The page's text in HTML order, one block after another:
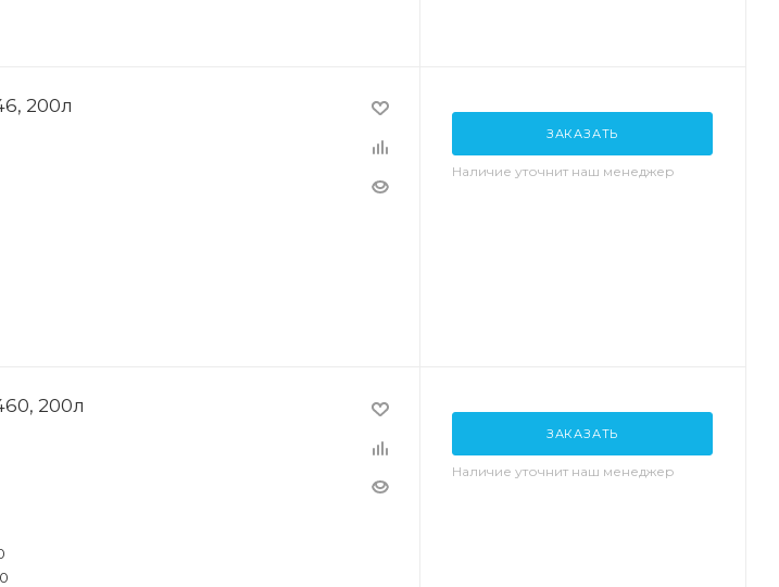
200л
ЗАКАЗАТЬ
Наличие уточнит наш менеджер
200л
ЗАКАЗАТЬ
Наличие уточнит наш менеджер